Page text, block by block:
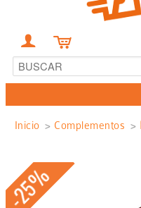
 
Sobrescribir
de
Inicio Complementos
-25%